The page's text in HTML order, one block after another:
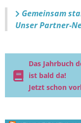
Gemeinsam
Unser Partner-
Das Jahrbuch
ist bald da!
Jetzt schon